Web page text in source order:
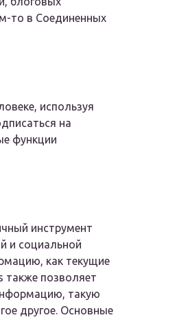
то в Соединенных
используя
на
функции
инструмент
и социальной
как текущие
также позволяет
такую
другое. Основные